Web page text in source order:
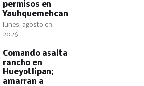
permisos en
Yauhquemehcan
lunes, agosto 03,
2026
Comando asalta
rancho en
Hueyotlipan;
amarran a